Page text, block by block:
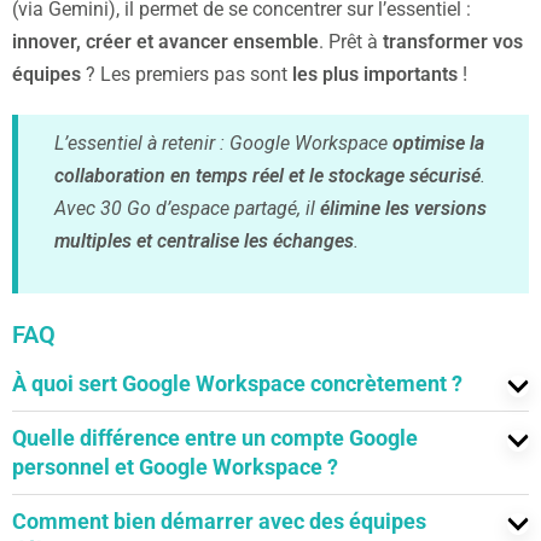
(via Gemini), il permet de se concentrer sur l’essentiel :
innover, créer et avancer ensemble. Prêt à transformer vos
équipes ? Les premiers pas sont les plus importants !
L’essentiel à retenir : Google Workspace optimise la
collaboration en temps réel et le stockage sécurisé.
Avec 30 Go d’espace partagé, il élimine les versions
multiples et centralise les échanges.
FAQ
À quoi sert Google Workspace concrètement ?
Google Workspace unifie messagerie, réunions,
documents et stockage pour fluidifier le travail d’équipe.
On échange dans Gmail/Chat/Meet, on coédite
Docs/Sheets/Slides, et on centralise tout dans Drive.
Quelle différence entre un compte Google
personnel et Google Workspace ?
Un compte personnel vise l’usage individuel ; Workspace
Comment bien démarrer avec des équipes